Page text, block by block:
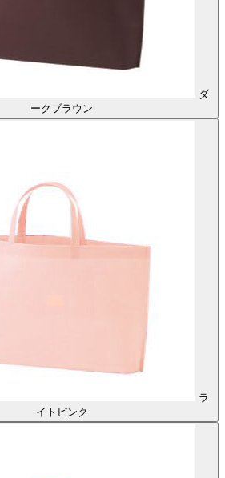
ダ
ークブラウン
ラ
イトピンク